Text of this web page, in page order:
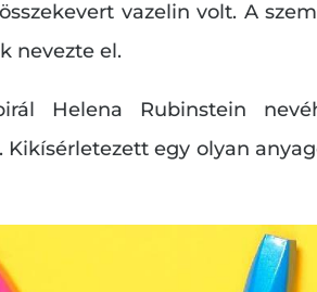
vazelin volt. A
nevezte el.
Helena Rubinstein
egy olyan